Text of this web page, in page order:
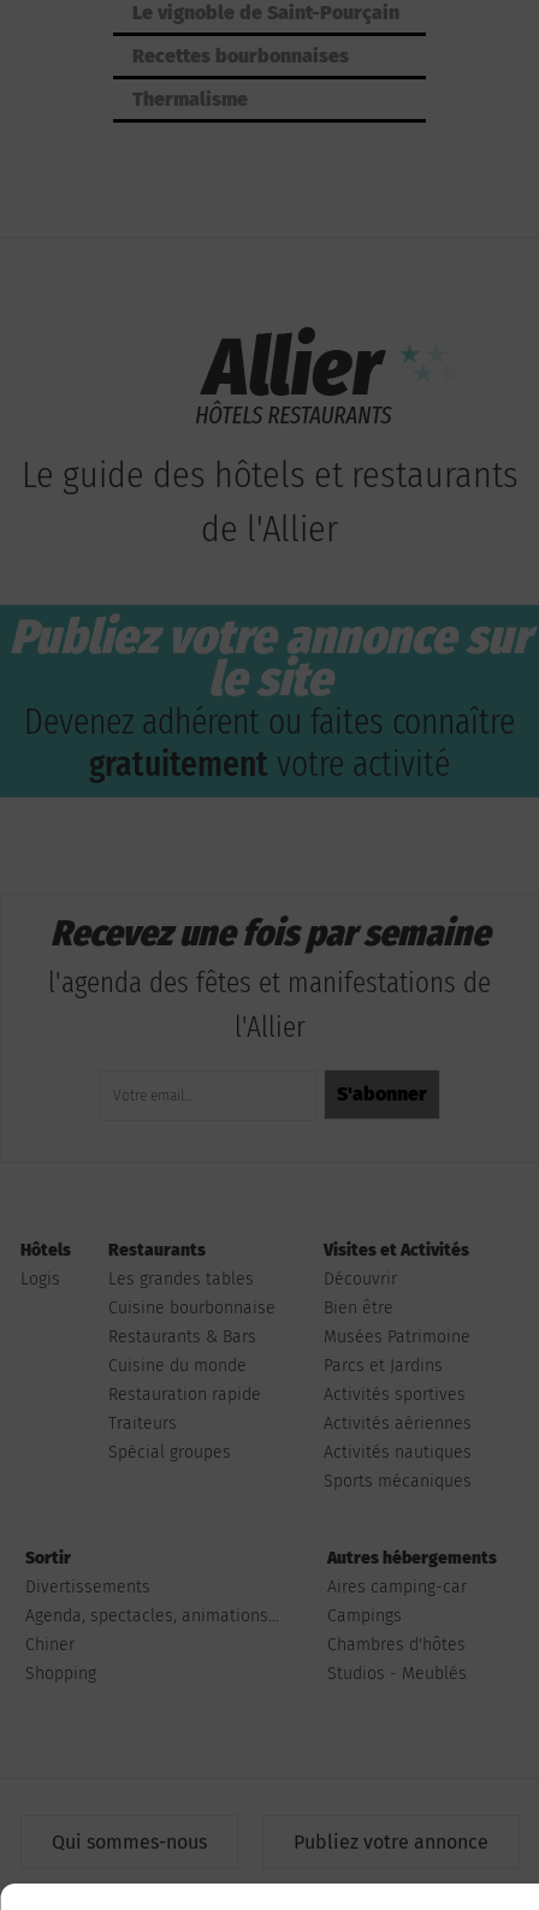
Le vignoble de Saint-Pourçain
Recettes bourbonnaises
Thermalisme
Le guide des hôtels et restaurants
de l'Allier
Publiez votre annonce sur
le site
Devenez adhérent ou faites connaître
gratuitement votre activité
Recevez une fois par semaine
l'agenda des fêtes et manifestations de
l'Allier
Hôtels
Logis
Restaurants
Les grandes tables
Cuisine bourbonnaise
Restaurants & Bars
Cuisine du monde
Restauration rapide
Traiteurs
Spécial groupes
Visites et Activités
Découvrir
Bien être
Musées Patrimoine
Parcs et Jardins
Activités sportives
Activités aériennes
Activités nautiques
Sports mécaniques
Sortir
Divertissements
Agenda, spectacles, animations...
Chiner
Shopping
Autres hébergements
Aires camping-car
Campings
Chambres d'hôtes
Studios - Meublés
Qui sommes-nous Publiez votre annonce